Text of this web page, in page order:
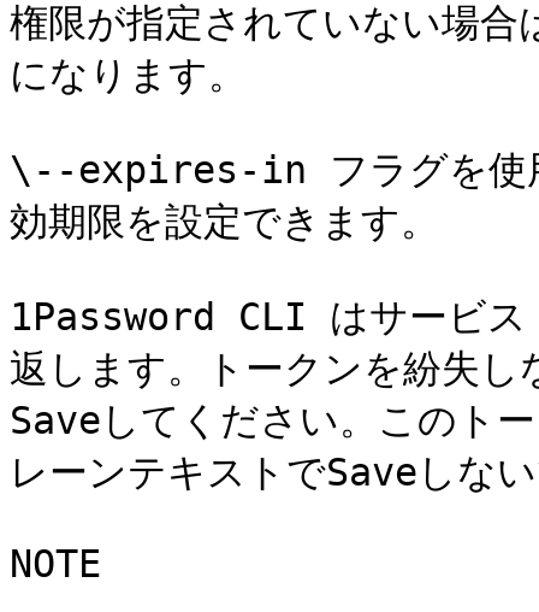
権限が指定されていない場
になります。
\--expires-in フラグを使用
効期限を設定できます。
1Password CLI はサービ
返します。トークンを紛失
Saveしてください。このト
レーンテキストでSaveしな
NOTE